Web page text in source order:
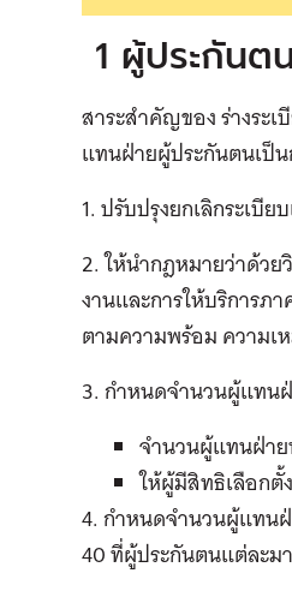
1 ผู้ประกันต
สาระสำคัญของ ร่างระ
แทนฝ่ายผู้ประกันตนเป็
1. ปรับปรุงยกเลิกระเบี
2. ให้นำกฎหมายว่าด้ว
งานและการให้บริการภ
ตามความพร้อม ความเ
3. กำหนดจำนวนผู้แทน
จำนวนผู้แทนฝ่า
ให้ผู้มีสิทธิเลือกตั้
4. กำหนดจำนวนผู้แทน
40 ที่ผู้ประกันตนแต่ละม